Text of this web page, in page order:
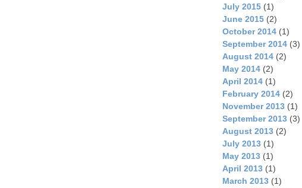
July 2015 (1)
June 2015 (2)
October 2014 (1)
September 2014 (3)
August 2014 (2)
May 2014 (2)
April 2014 (1)
February 2014 (2)
November 2013 (1)
September 2013 (3)
August 2013 (2)
July 2013 (1)
May 2013 (1)
April 2013 (1)
March 2013 (1)